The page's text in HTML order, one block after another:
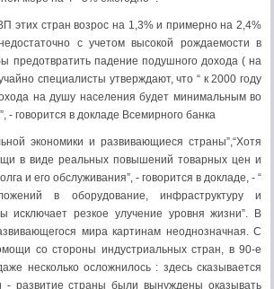
этих стран возрос на 1,3% и примерно на 2,4%
с учетом высокой рождаемости в
предотвратить падение подушного дохода ( на
специалисты утверждают, что “ к 2000 году
на душу населения будет минимальным во
- говорится в докладе Всемирного банка
экономики и развивающиеся страны”,“Хотя
в виде реальных повышений товарных цен и
и его обслуживания”, - говорится в докладе, - “
в оборудование, инфраструктуру и
исключает резкое улучение уровня жизни”. В
мира картинам неоднозначная. С
со стороны индустриальных стран, в 90-е
несколько осложнилось : здесь сказывается
- развитие страны были вынуждены оказывать